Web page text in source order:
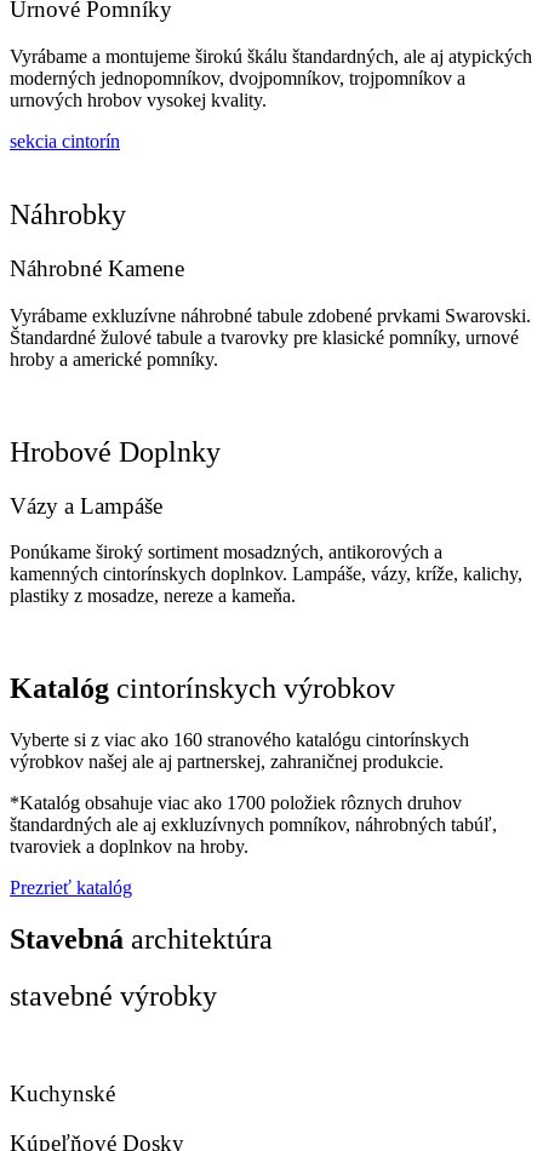
Urnové Pomníky
Vyrábame a montujeme širokú škálu štandardných, ale aj atypických
moderných jednopomníkov, dvojpomníkov, trojpomníkov a
urnových hrobov vysokej kvality.
sekcia cintorín
Náhrobky
Náhrobné Kamene
Vyrábame exkluzívne náhrobné tabule zdobené prvkami Swarovski.
Štandardné žulové tabule a tvarovky pre klasické pomníky, urnové
hroby a americké pomníky.
Hrobové Doplnky
Vázy a Lampáše
Ponúkame široký sortiment mosadzných, antikorových a
kamenných cintorínskych doplnkov. Lampáše, vázy, kríže, kalichy,
plastiky z mosadze, nereze a kameňa.
Katalóg cintorínskych výrobkov
Vyberte si z viac ako 160 stranového katalógu cintorínskych
výrobkov našej ale aj partnerskej, zahraničnej produkcie.
*Katalóg obsahuje viac ako 1700 položiek rôznych druhov
štandardných ale aj exkluzívnych pomníkov, náhrobných tabúľ,
tvaroviek a doplnkov na hroby.
Prezrieť katalóg
Stavebná architektúra
stavebné výrobky
Kuchynské
Kúpeľňové Dosky